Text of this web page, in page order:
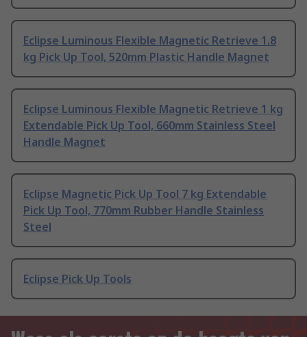
Eclipse Luminous Flexible Magnetic Retrieve 1.8
kg Pick Up Tool, 520mm Plastic Handle Magnet
Eclipse Luminous Flexible Magnetic Retrieve 1 kg
Extendable Pick Up Tool, 660mm Stainless Steel
Handle Magnet
Eclipse Magnetic Pick Up Tool 7 kg Extendable
Pick Up Tool, 770mm Rubber Handle Stainless
Steel
Eclipse Pick Up Tools